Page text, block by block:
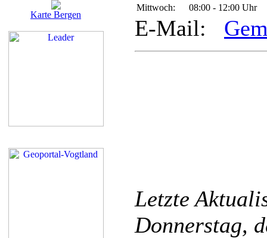
Karte Bergen
Mittwoch:
08:00 - 12:00 Uhr
E-Mail:
Letzte
Donnerstag,